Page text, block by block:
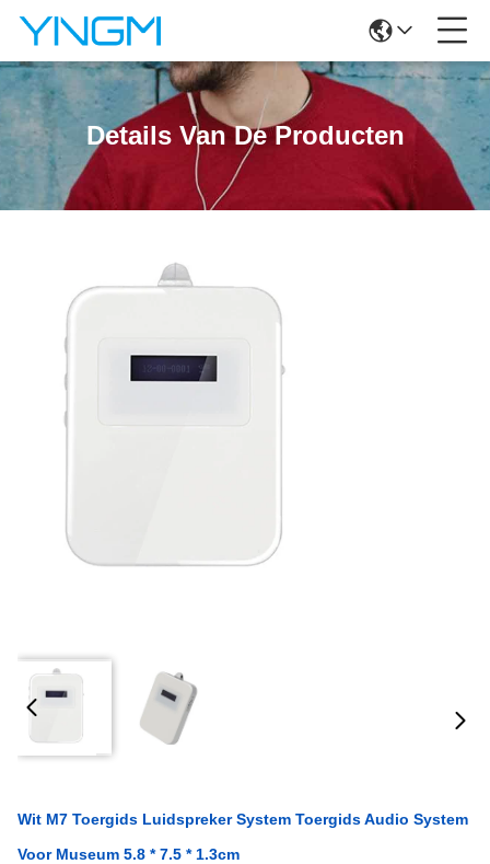
Details Van De Producten
Wit M7 Toergids Luidspreker System Toergids Audio System
Voor Museum 5.8 * 7.5 * 1.3cm